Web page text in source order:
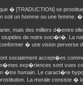
� [TRADUCTION] se
soit un homme ou une femme. �
mais des milliers d�entre
de notre soci�t�. La
� une vision perverse
socialement accept�es
exp�riences sont vues
�tre humain. Le caract�re
La morale consiste �